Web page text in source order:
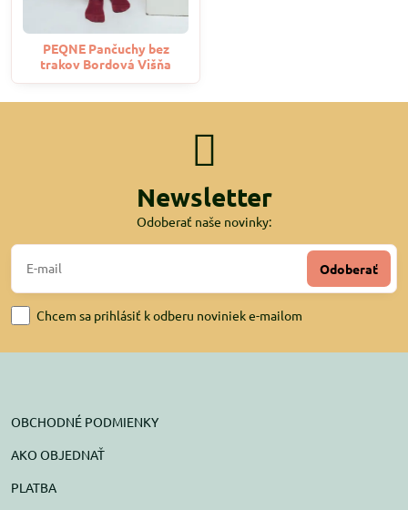
PEQNE Pančuchy bez
trakov Bordová Višňa
Newsletter
Odoberať naše novinky:
Odoberať
Chcem sa prihlásiť k odberu noviniek e-mailom
OBCHODNÉ PODMIENKY
AKO OBJEDNAŤ
PLATBA